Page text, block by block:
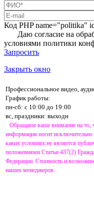
Код PHPname="politika"
Даю согласие на
условиями политики
Запросить
Закрыть окно
Профессиональное видео,
График работы:
пн-сб: с 10:00 до 19:00
вс, праздники: выходн
Обращаем ваше внимание на то,
информация носит
каких условиях не является
положениями Статьи 437(2)
Федерации. Стоимость и
наших менеджеров.